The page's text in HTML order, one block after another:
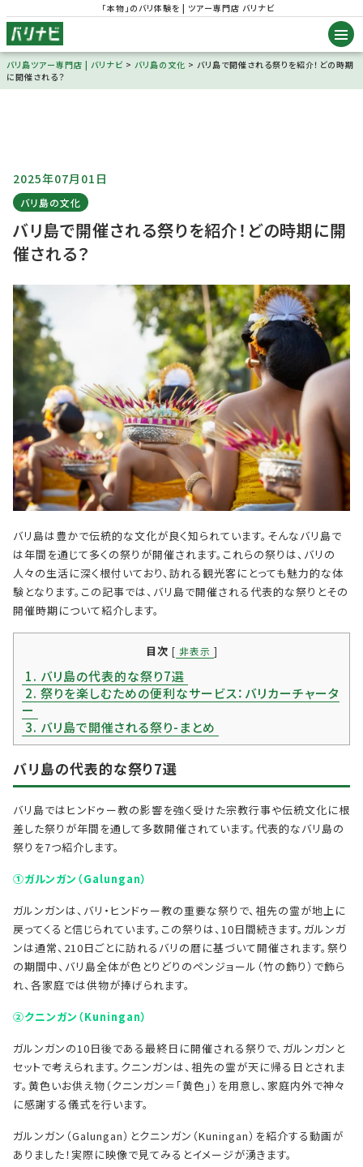
「本物」のバリ体験を | ツアー専門店 バリナビ
バリ島ツアー専門店 | バリナビ > バリ島の文化 > バリ島で開催される祭りを紹介！どの時期
に開催される？
2025年07月01日
バリ島の文化
バリ島で開催される祭りを紹介！どの時期に開
催される？
バリ島は豊かで伝統的な文化が良く知られています。そんなバリ島で
は年間を通じて多くの祭りが開催されます。これらの祭りは、バリの
人々の生活に深く根付いており、訪れる観光客にとっても魅力的な体
験となります。この記事では、バリ島で開催される代表的な祭りとその
開催時期について紹介します。
目次 [ 非表示 ]
1. バリ島の代表的な祭り7選
2. 祭りを楽しむための便利なサービス：バリカーチャータ
ー
3. バリ島で開催される祭り-まとめ
バリ島の代表的な祭り7選
バリ島ではヒンドゥー教の影響を強く受けた宗教行事や伝統文化に根
差した祭りが年間を通して多数開催されています。代表的なバリ島の
祭りを7つ紹介します。
①ガルンガン（Galungan）
ガルンガンは、バリ・ヒンドゥー教の重要な祭りで、祖先の霊が地上に
戻ってくると信じられています。この祭りは、10日間続きます。ガルンガ
ンは通常、210日ごとに訪れるバリの暦に基づいて開催されます。祭り
の期間中、バリ島全体が色とりどりのペンジョール（竹の飾り）で飾ら
れ、各家庭では供物が捧げられます。
②クニンガン（Kuningan）
ガルンガンの10日後である最終日に開催される祭りで、ガルンガンと
セットで考えられます。クニンガンは、祖先の霊が天に帰る日とされま
す。黄色いお供え物（クニンガン＝「黄色」）を用意し、家庭内外で神々
に感謝する儀式を行います。
ガルンガン（Galungan）とクニンガン（Kuningan）を紹介する動画が
ありました！実際に映像で見てみるとイメージが湧きます。